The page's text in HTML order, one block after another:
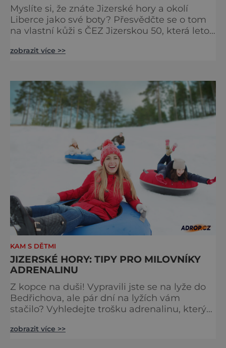
Myslíte si, že znáte Jizerské hory a okolí
Liberce jako své boty? Přesvědčte se o tom
na vlastní kůži s ČEZ Jizerskou 50, která letos
dny s bouřlivou atmosférou a nabitým
zákoutí Jizerek, ale také další dominanty v
okolí, které rozhodně stojí za návštěvu.
Přestože 56. ČEZ Ji
zobrazit více >>
KAM S DĚTMI
JIZERSKÉ HORY: TIPY PRO MILOVNÍKY
ADRENALINU
Z kopce na duši! Vypravili jste se na lyže do
Bedřichova, ale pár dní na lyžích vám
stačilo? Vyhledejte trošku adrenalinu, který
vodárny se vám naskýtá možnost vyzkoušet
zobrazit více >>